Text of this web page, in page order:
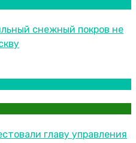
снежный покров не
главу управления